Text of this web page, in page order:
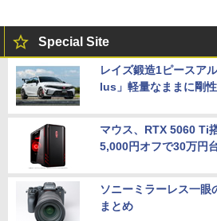
Special Site
レイズ鍛造1ピースア
lus」軽量なままに剛
マウス、RTX 5060 Ti
5,000円オフで30万円
ソニーミラーレス一眼
まとめ